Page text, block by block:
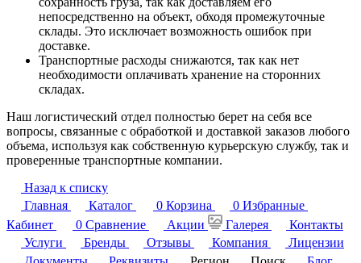
непосредственно на объект, обходя промежуточные
склады. Это исключает возможность ошибок при
доставке.
Транспортные расходы снижаются, так как нет
необходимости оплачивать хранение на сторонних
складах.
Наш логистический отдел полностью берет на себя все
вопросы, связанные с обработкой и доставкой заказов любого
объема, используя как собственную курьерскую службу, так и
проверенные транспортные компании.
Назад к списку
Главная
Каталог 0 Корзина 0 Избранные
Кабинет
0 Сравнение Акции Галерея
Контакты
Услуги
Бренды Отзывы Компания
Лицензии